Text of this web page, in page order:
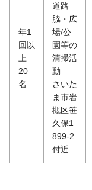
年1
回以
上
20
名
道路
脇・広
場/公
園等の
清掃活
動
さいた
ま市岩
槻区笹
久保1
899-2
付近